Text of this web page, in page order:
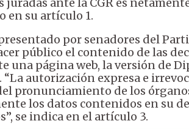
ante la CGR es
en su artículo 1.
por senadores del
público el contenido de las
una página web, la versión de
autorización expresa e
pronunciamiento de los
los datos contenidos en su
se indica en el artículo 3.